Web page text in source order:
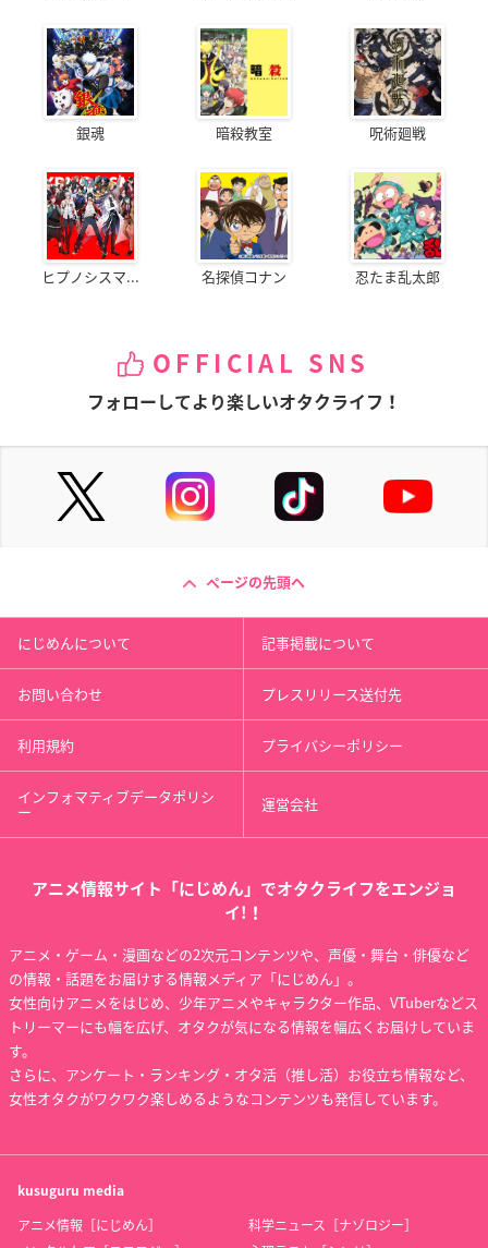
銀魂 暗殺教室 呪術廻戦
ヒプノシスマ... 名探偵コナン 忍たま乱太郎
OFFICIAL SNS
フォローしてより楽しいオタクライフ！
ページの先頭へ
にじめんについて 記事掲載について
お問い合わせ プレスリリース送付先
利用規約 プライバシーポリシー
インフォマティブデータポリシ
ー 運営会社
アニメ情報サイト「にじめん」でオタクライフをエンジョ
イ!！
アニメ・ゲーム・漫画などの2次元コンテンツや、声優・舞台・俳優など
の情報・話題をお届けする情報メディア「にじめん」。
女性向けアニメをはじめ、少年アニメやキャラクター作品、VTuberなどス
トリーマーにも幅を広げ、オタクが気になる情報を幅広くお届けしていま
す。
さらに、アンケート・ランキング・オタ活（推し活）お役立ち情報など、
女性オタクがワクワク楽しめるようなコンテンツも発信しています。
kusuguru media
アニメ情報［にじめん］
科学ニュース［ナゾロジー］